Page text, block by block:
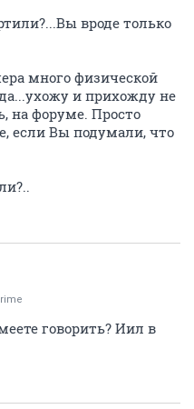
вроде только
много физической
и прихожду не
на форуме. Просто
если Вы подумали, что
говорить? Иил в